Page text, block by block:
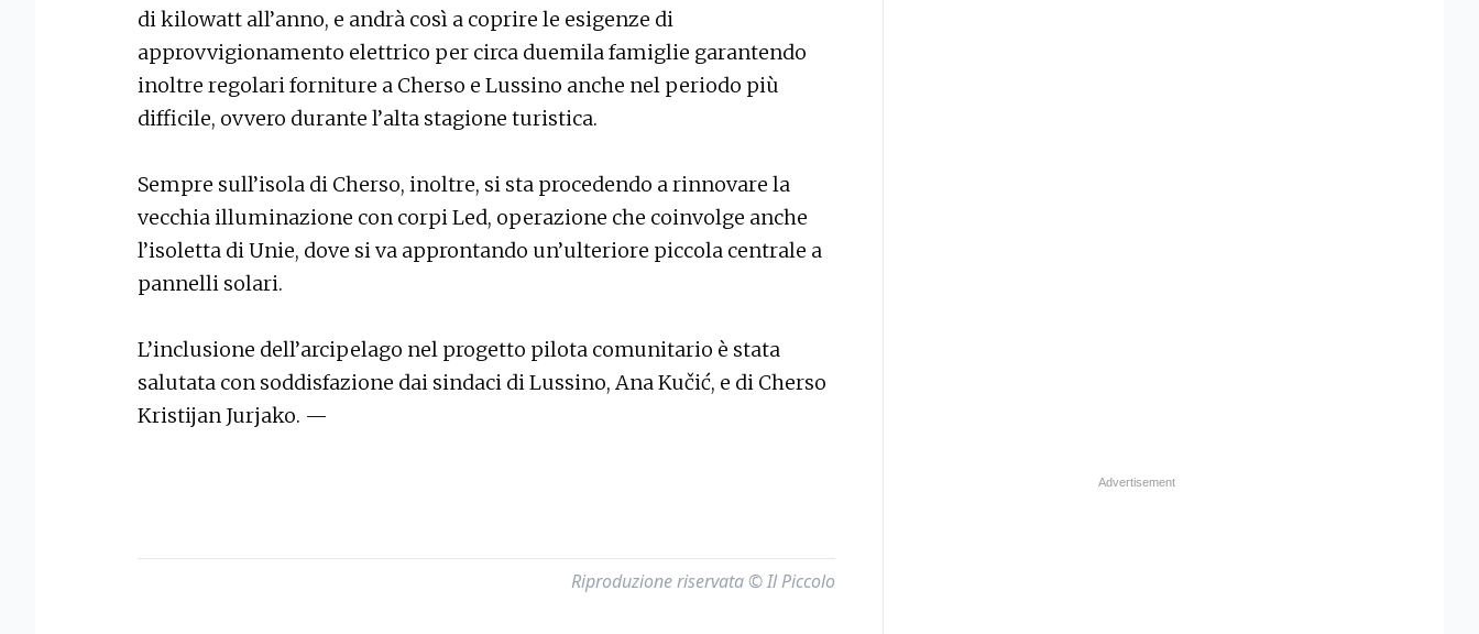
di kilowatt all’anno, e andrà così a coprire le esigenze di
approvvigionamento elettrico per circa duemila famiglie garantendo
inoltre regolari forniture a Cherso e Lussino anche nel periodo più
difficile, ovvero durante l’alta stagione turistica.
Sempre sull’isola di Cherso, inoltre, si sta procedendo a rinnovare la
vecchia illuminazione con corpi Led, operazione che coinvolge anche
l’isoletta di Unie, dove si va approntando un’ulteriore piccola centrale a
pannelli solari.
L’inclusione dell’arcipelago nel progetto pilota comunitario è stata
salutata con soddisfazione dai sindaci di Lussino, Ana Kučić, e di Cherso
Kristijan Jurjako. —
Riproduzione riservata © Il Piccolo